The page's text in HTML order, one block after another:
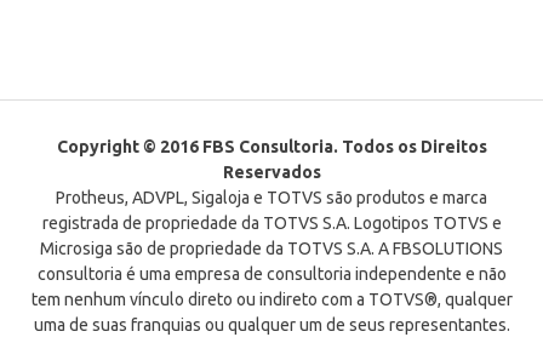
Copyright © 2016 FBS Consultoria. Todos os Direitos
Reservados
Protheus, ADVPL, Sigaloja e TOTVS são produtos e marca
registrada de propriedade da TOTVS S.A. Logotipos TOTVS e
Microsiga são de propriedade da TOTVS S.A. A FBSOLUTIONS
consultoria é uma empresa de consultoria independente e não
tem nenhum vínculo direto ou indireto com a TOTVS®, qualquer
uma de suas franquias ou qualquer um de seus representantes.